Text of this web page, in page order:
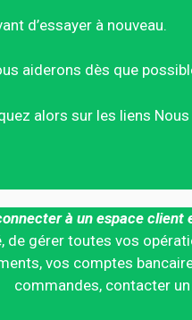
d’essayer à nouveau.
aiderons dès que
alors sur les liens
à un espace client
de gérer toutes vos
vos comptes
commandes, contacter